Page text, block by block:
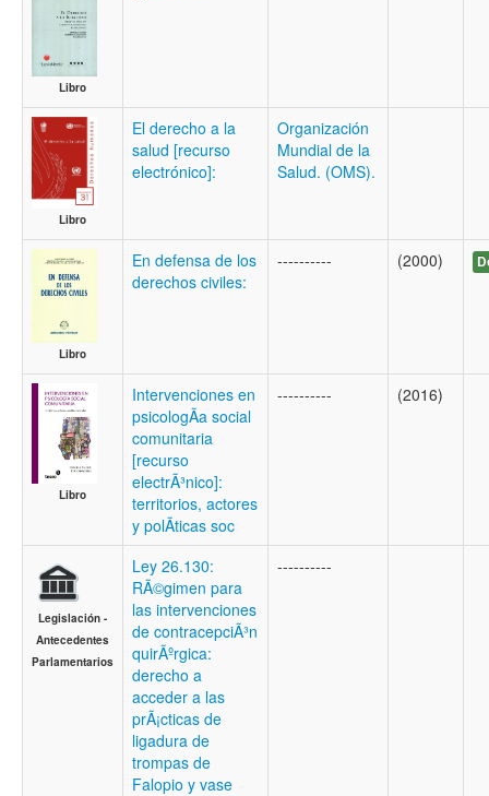
Libro
Libro
El derecho a la
salud [recurso
electrónico]:
Organización
Mundial de la
Salud. (OMS).
Libro
En defensa de los
derechos civiles:
---------- (2000)
Libro
Intervenciones en
psicologÃ­a social
comunitaria
[recurso
electrÃ³nico]:
territorios, actores
y polÃ­ticas soc
---------- (2016)
Legislación -
Antecedentes
Parlamentarios
Ley 26.130:
RÃ©gimen para
las intervenciones
de contracepciÃ³n
quirÃºrgica:
derecho a
acceder a las
prÃ¡cticas de
ligadura de
trompas de
Falopio y vase
----------